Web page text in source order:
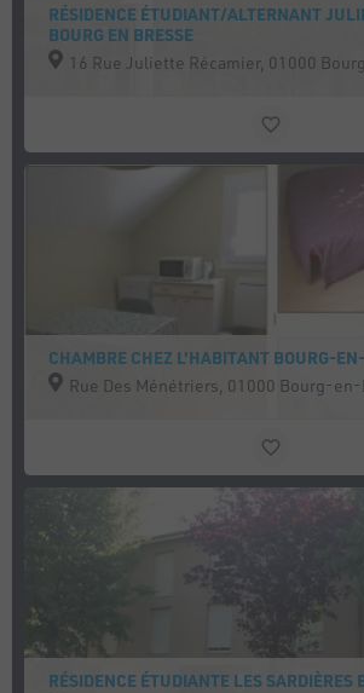
RÉSIDENCE ÉTUDIANT/ALTERNANT
BOURG EN BRESSE
16 Rue Juliette Récamier, 01000
CHAMBRE CHEZ L'HABITANT BOURG-
Rue Des Ménétriers, 01000 Bourg-
RÉSIDENCE ÉTUDIANTE LES SARDIÈRES